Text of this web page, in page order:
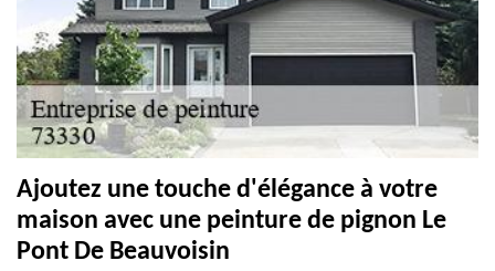
Ajoutez une touche d'élégance à votre
maison avec une peinture de pignon Le
Pont De Beauvoisin